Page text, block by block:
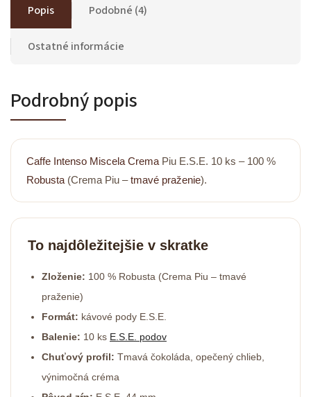
Popis Podobné (4)
Ostatné informácie
Podrobný popis
Caffe Intenso Miscela Crema Piu E.S.E. 10 ks – 100 %
Robusta (Crema Piu –tmavé praženie).
To najdôležitejšie v skratke
Zloženie: 100 % Robusta (Crema Piu – tmavé
praženie)
Formát: kávové pody E.S.E.
Balenie: 10 ks E.S.E. podov
Chuťový profil: Tmavá čokoláda, opečený chlieb,
výnimočná créma